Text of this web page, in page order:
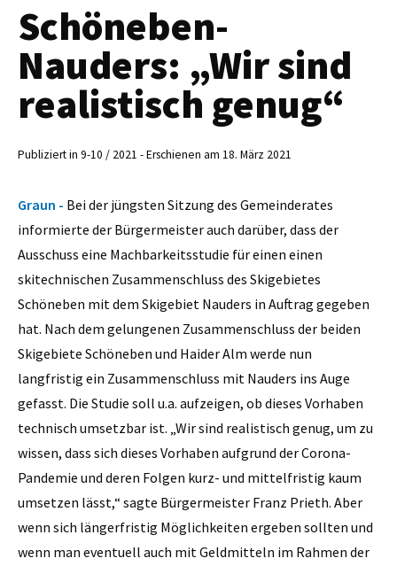
Schöneben-
Nauders: „Wir sind
realistisch genug“
Publiziert in 9-10 / 2021 - Erschienen am 18. März 2021
Graun - Bei der jüngsten Sitzung des Gemeinderates
informierte der Bürgermeister auch darüber, dass der
Ausschuss eine Machbarkeitsstudie für einen einen
skitechnischen Zusammenschluss des Skigebietes
Schöneben mit dem Skigebiet Nauders in Auftrag gegeben
hat. Nach dem gelungenen Zusammenschluss der beiden
Skigebiete Schöneben und Haider Alm werde nun
langfristig ein Zusammenschluss mit Nauders ins Auge
gefasst. Die Studie soll u.a. aufzeigen, ob dieses Vorhaben
technisch umsetzbar ist. „Wir sind realistisch genug, um zu
wissen, dass sich dieses Vorhaben aufgrund der Corona-
Pandemie und deren Folgen kurz- und mittelfristig kaum
umsetzen lässt,“ sagte Bürgermeister Franz Prieth. Aber
wenn sich längerfristig Möglichkeiten ergeben sollten und
wenn man eventuell auch mit Geldmitteln im Rahmen der